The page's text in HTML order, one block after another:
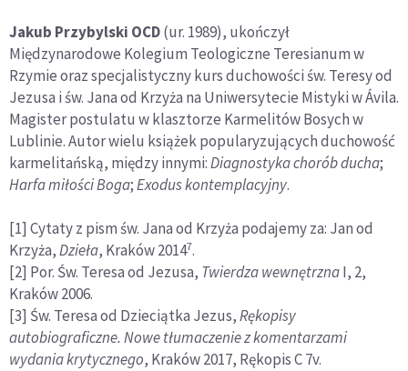
Jakub Przybylski OCD(ur. 1989), ukończył
Międzynarodowe Kolegium Teologiczne Teresianum w
Rzymie oraz specjalistyczny kurs duchowości św. Teresy od
Je­zusa i św. Jana od Krzyża na Uniwersytecie Mistyki w Ávila.
Magister postulatu w klasztorze Karmelitów Bosych w
Lublinie. Autor wielu książek popularyzujących duchowość
karmelitańską, między innymi:Diagnostyka chorób ducha;
Harfa miłości Boga;Exodus kontemplacyjny.
[1] Cytaty z pism św. Jana od Krzyża podajemy za: Jan od
Krzyża,Dzieła, Kraków 20147.
[2] Por. Św. Teresa od Jezusa, Twierdza wewnętrznaI, 2,
Kraków 2006.
[3] Św. Teresa od Dzieciątka Jezus,Rękopisy
autobiograficzne. Nowe tłumaczenie z komentarzami
wydania krytycznego, Kraków 2017, Rękopis C 7v.